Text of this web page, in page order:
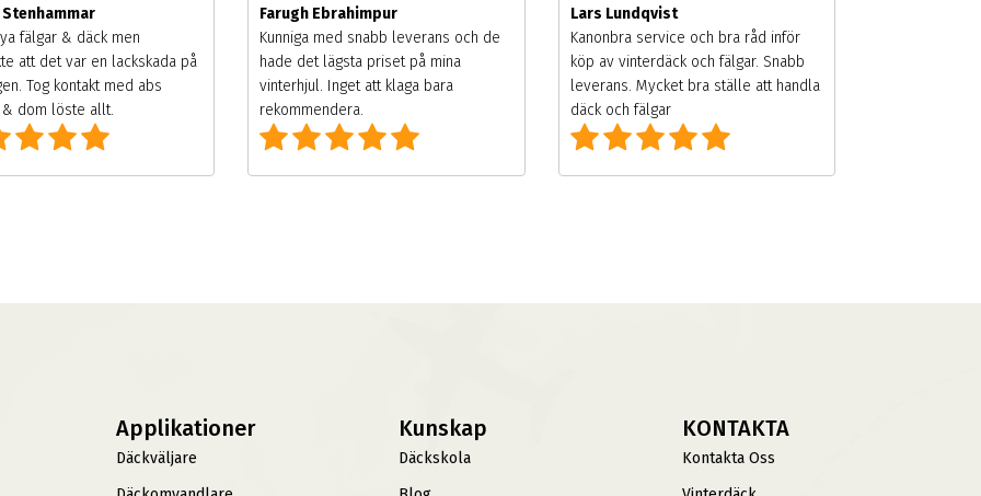
Stenhammar
fälgar & däck men
att det var en lackskada på
Tog kontakt med abs
dom löste allt.
Farugh Ebrahimpur
Kunniga med snabb leverans och de
hade det lägsta priset på mina
vinterhjul. Inget att klaga bara
rekommendera.
Lars Lundqvist
Kanonbra service och bra råd inför
köp av vinterdäck och fälgar. Snabb
leverans. Mycket bra ställe att handla
däck och fälgar
Applikationer
Däckväljare
Kunskap
Däckskola
KONTAKTA
Kontakta Oss